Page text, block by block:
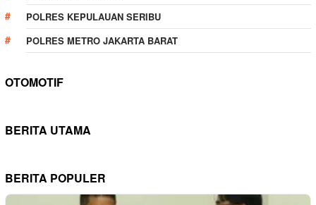
POLRES KEPULAUAN SERIBU
POLRES METRO JAKARTA BARAT
OTOMOTIF
BERITA UTAMA
BERITA POPULER